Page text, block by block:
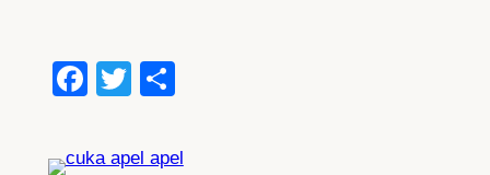
Facebook
Twitter